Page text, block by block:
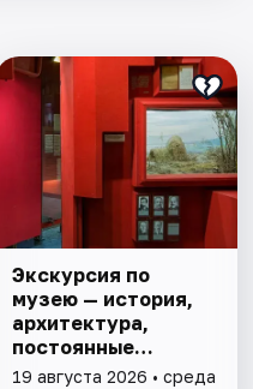
Экскурсия по
музею — история,
архитектура,
постоянные
выставки
19 августа 2026 • среда